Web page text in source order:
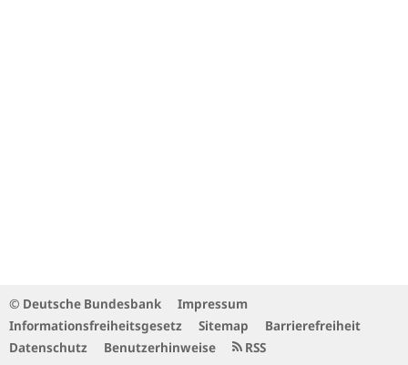
© Deutsche Bundesbank
Impressum
Informationsfreiheitsgesetz
Sitemap
Barrierefreiheit
Datenschutz
Benutzerhinweise RSS